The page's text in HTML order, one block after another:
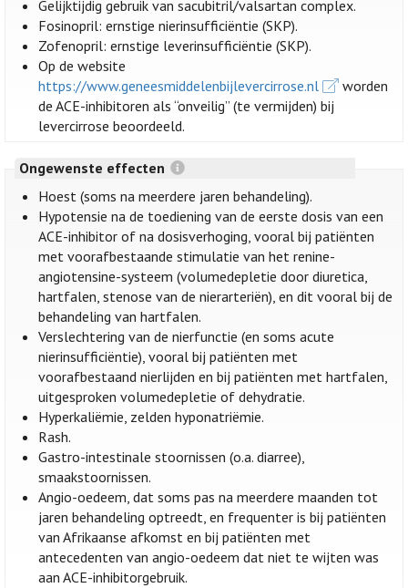
Gelijktijdig gebruik van sacubitril/valsartan complex.
Fosinopril: ernstige nierinsufficiëntie (SKP).
Zofenopril: ernstige leverinsufficiëntie (SKP).
Op de website
https://www.geneesmiddelenbijlevercirrose.nl
worden
de ACE-inhibitoren als “onveilig” (te vermijden) bij
levercirrose beoordeeld.
Ongewenste effecten
Hoest (soms na meerdere jaren behandeling).
Hypotensie na de toediening van de eerste dosis van een
ACE-inhibitor of na dosisverhoging, vooral bij patiënten
met voorafbestaande stimulatie van het renine-
angiotensine-systeem (volumedepletie door diuretica,
hartfalen, stenose van de nierarteriën), en dit vooral bij de
behandeling van hartfalen.
Verslechtering van de nierfunctie (en soms acute
nierinsufficiëntie), vooral bij patiënten met
voorafbestaand nierlijden en bij patiënten met hartfalen,
uitgesproken volumedepletie of dehydratie.
Hyperkaliëmie, zelden hyponatriëmie.
Rash.
Gastro-intestinale stoornissen (o.a. diarree),
smaakstoornissen.
Angio-oedeem, dat soms pas na meerdere maanden tot
jaren behandeling optreedt, en frequenter is bij patiënten
van Afrikaanse afkomst en bij patiënten met
antecedenten van angio-oedeem dat niet te wijten was
aan ACE-inhibitorgebruik.